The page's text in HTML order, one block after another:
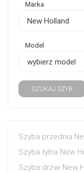
Marka
New Holland
Model
wybierz model
SZUKAJ SZYB
Szyba przednia
Szyba tylna New
Szyba drzwi New